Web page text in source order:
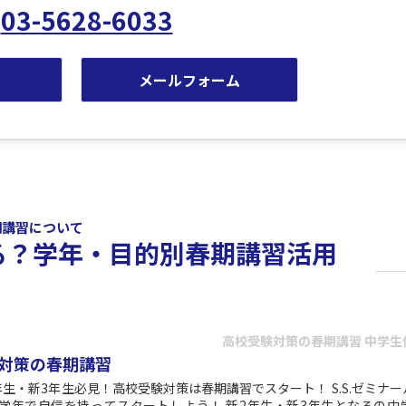
03-5628-6033
メールフォーム
習について
学年・目的別春期講習活用
高校受験対策の春期講習 中学
策の春期講習
・新3年生必見！高校受験対策は春期講習でスタート！ S.S.ゼミナ